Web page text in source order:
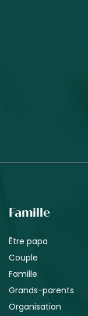
Famille
Être papa
Couple
Famille
Grands-parents
Organisation